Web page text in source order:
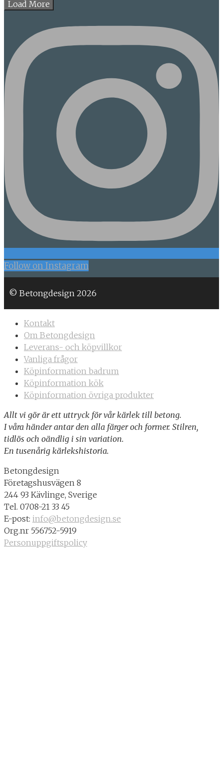
Load More
Follow on Instagram
© Betongdesign 2026
Kontakt
Om Betongdesign
Leverans- och köpvillkor
Vanliga frågor
Köpinformation badrum
Köpinformation kök
Köpinformation övriga produkter
Allt vi gör är ett uttryck för vår kärlek till betong.
I våra händer antar den alla färger och former. Stilren,
tidlös och oändlig i sin variation.
En tusenårig kärlekshistoria.
Betongdesign
Företagshusvägen 8
244 93 Kävlinge, Sverige
Tel. 0708-21 33 45
E-post: info@betongdesign.se
Org.nr 556752-5919
Personuppgiftspolicy